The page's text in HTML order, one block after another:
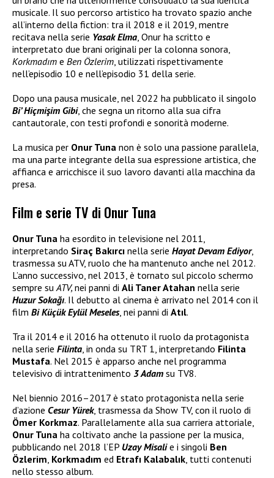
musicale. Il suo percorso artistico ha trovato spazio anche
all’interno della fiction: tra il 2018 e il 2019, mentre
recitava nella serie Yasak Elma, Onur ha scritto e
interpretato due brani originali per la colonna sonora,
Korkmadım e Ben Özlerim, utilizzati rispettivamente
nell’episodio 10 e nell’episodio 31 della serie.
Dopo una pausa musicale, nel 2022 ha pubblicato il singolo
Bi’ Hiçmişim Gibi, che segna un ritorno alla sua cifra
cantautorale, con testi profondi e sonorità moderne.
La musica per Onur Tuna non è solo una passione parallela,
ma una parte integrante della sua espressione artistica, che
affianca e arricchisce il suo lavoro davanti alla macchina da
presa.
Film e serie TV di Onur Tuna
Onur Tuna ha esordito in televisione nel 2011,
interpretando Siraç Bakırcı nella serie Hayat Devam Ediyor,
trasmessa su ATV, ruolo che ha mantenuto anche nel 2012.
L’anno successivo, nel 2013, è tornato sul piccolo schermo
sempre su ATV,nei panni di Ali Taner Atahan nella serie
Huzur Sokağı. Il debutto al cinema è arrivato nel 2014 con il
film Bi Küçük Eylül Meseles, nei panni di Atıl.
Tra il 2014 e il 2016 ha ottenuto il ruolo da protagonista
nella serie Filinta , in onda su TRT 1, interpretando Filinta
Mustafa. Nel 2015 è apparso anche nel programma
televisivo di intrattenimento 3 Adam su TV8.
Nel biennio 2016–2017 è stato protagonista nella serie
d’azione Cesur Yürek, trasmessa da Show TV, con il ruolo di
Ömer Korkmaz. Parallelamente alla sua carriera attoriale,
Onur Tuna ha coltivato anche la passione per la musica,
pubblicando nel 2018 l’EP Uzay Misalie i singoli Ben
Özlerim Korkmadım ed Etrafı Kalabalık , tutti contenuti
nello stesso album.